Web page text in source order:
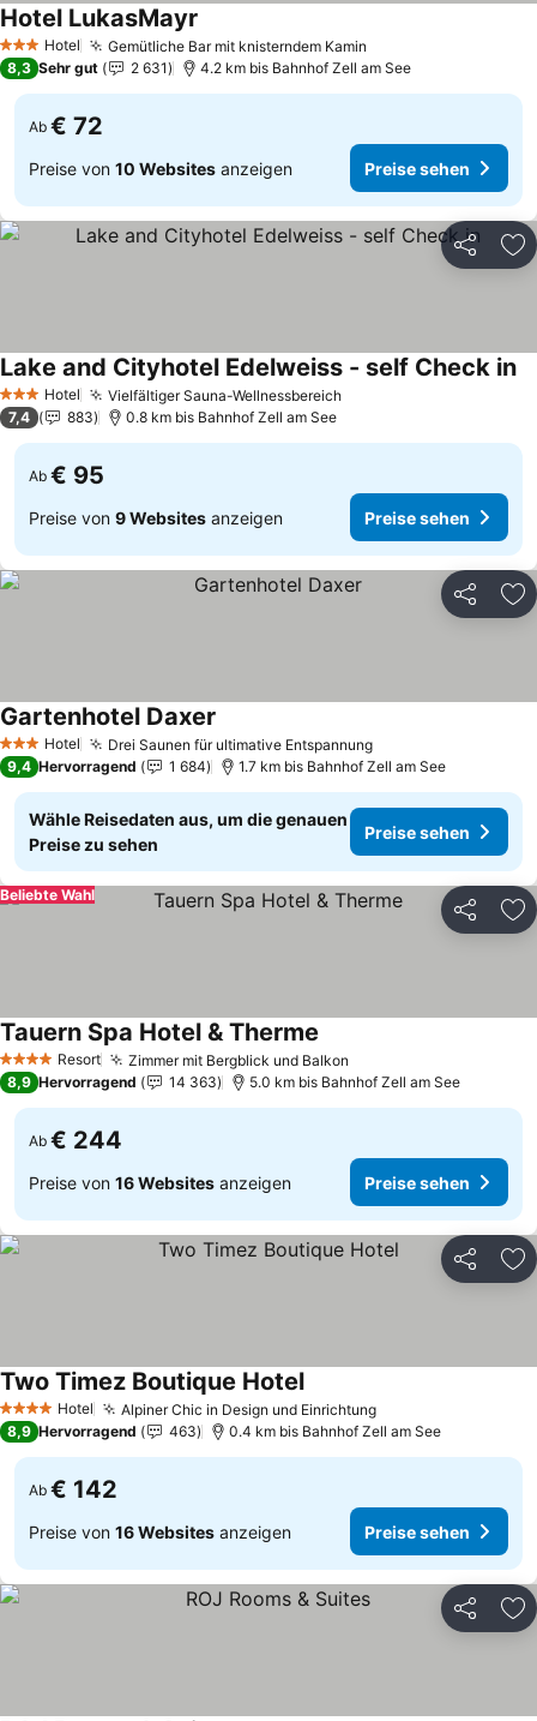
3 SterneHotel Gemütliche Bar mit knisterndem Kamin
Hotel LukasMayr
8,3 Sehr gut 2 631 4.2 km bis Bahnhof Zell am See
Ab € 72
Preise von 10 Websites anzeigen Preise sehen
Teilen
3 SterneHotel Vielfältiger Sauna-Wellnessbereich
Lake and Cityhotel Edelweiss - self Check in
7,4 883 0.8 km bis Bahnhof Zell am See
Ab € 95
Preise von 9 Websites anzeigen Preise sehen
Teilen
3 SterneHotel Drei Saunen für ultimative Entspannung
Gartenhotel Daxer
9,4 Hervorragend 1 684 1.7 km bis Bahnhof Zell am See
Wähle Reisedaten aus, um die genauen
Preise zu sehen
Preise sehen
Teilen
Beliebte Wahl
4 Sterne Resort Zimmer mit Bergblick und Balkon
Tauern Spa Hotel & Therme
8,9 Hervorragend 14 363 5.0 km bis Bahnhof Zell am See
Ab € 244
Preise von 16 Websites anzeigen Preise sehen
Teilen
4 Sterne Hotel Alpiner Chic in Design und Einrichtung
Two Timez Boutique Hotel
8,9 Hervorragend 463 0.4 km bis Bahnhof Zell am See
Ab € 142
Preise von 16 Websites anzeigen Preise sehen
Teilen